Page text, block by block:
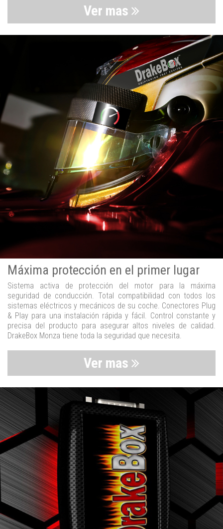
Ver mas
Máxima protección en el primer lugar
Sistema activa de protección del motor para la máxima
seguridad de conducción. Total compatibilidad con todos los
sistemas eléctricos y mecánicos de su coche. Conectores Plug
& Play para una instalación rápida y fácil. Control constante y
precisa del producto para asegurar altos niveles de calidad.
DrakeBox Monza tiene toda la seguridad que necesita.
Ver mas